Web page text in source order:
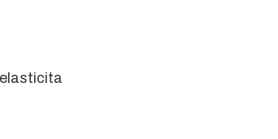
elasticita